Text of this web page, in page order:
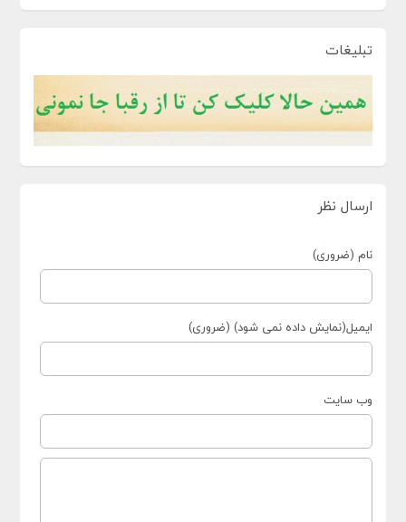
تبلیغات
ارسال نظر
نام (ضروری)
ایمیل(نمایش داده نمی شود) (ضروری)
وب سایت